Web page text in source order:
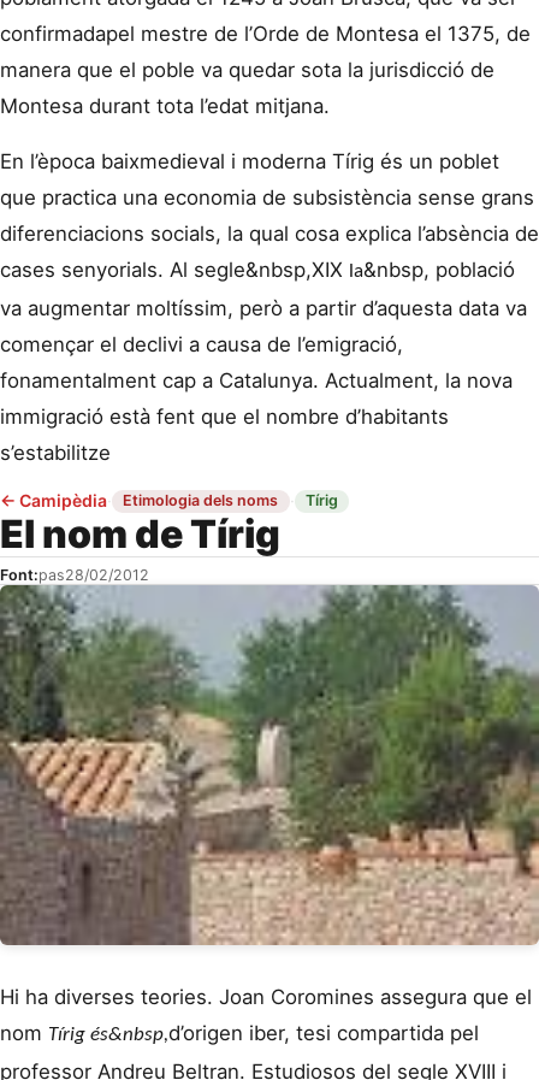
confirmadapel mestre de l’Orde de Montesa el 1375, de
manera que el poble va quedar sota la jurisdicció de
Montesa durant tota l’edat mitjana.
En l’època baixmedieval i moderna Tírig és un poblet
que practica una economia de subsistència sense grans
diferenciacions socials, la qual cosa explica l’absència de
cases senyorials. Al segle&nbsp,XIX la&nbsp, població
va augmentar moltíssim, però a partir d’aquesta data va
començar el declivi a causa de l’emigració,
fonamentalment cap a Catalunya. Actualment, la nova
immigració està fent que el nombre d’habitants
s’estabilitze
← Camipèdia· Etimologia dels noms · Tírig
El nom de Tírig
Font:pas28/02/2012
Hi ha diverses teories. Joan Coromines assegura que el
nom Tírig és&nbsp,d’origen iber, tesi compartida pel
professor Andreu Beltran. Estudiosos del segle XVIII i